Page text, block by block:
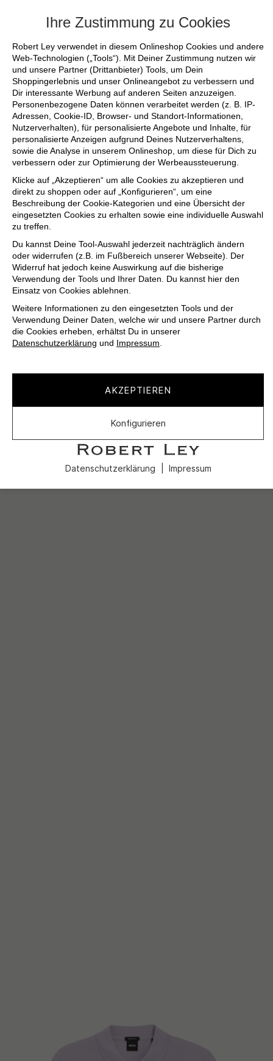
Ihre Zustimmung zu Cookies
Robert Ley verwendet in diesem Onlineshop Cookies und andere
Web-Technologien („Tools“). Mit Deiner Zustimmung nutzen wir
und unsere Partner (Drittanbieter) Tools, um Dein
Shoppingerlebnis und unser Onlineangebot zu verbessern und
Dir interessante Werbung auf anderen Seiten anzuzeigen.
Personenbezogene Daten können verarbeitet werden (z. B. IP-
Adressen, Cookie-ID, Browser- und Standort-Informationen,
Nutzerverhalten), für personalisierte Angebote und Inhalte, für
personalisierte Anzeigen aufgrund Deines Nutzerverhaltens,
sowie die Analyse in unserem Onlineshop, um diese für Dich zu
verbessern oder zur Optimierung der Werbeaussteuerung.
Klicke auf „Akzeptieren“ um alle Cookies zu akzeptieren und
direkt zu shoppen oder auf „Konfigurieren“, um eine
Beschreibung der Cookie-Kategorien und eine Übersicht der
eingesetzten Cookies zu erhalten sowie eine individuelle Auswahl
zu treffen.
Du kannst Deine Tool-Auswahl jederzeit nachträglich ändern
oder widerrufen (z.B. im Fußbereich unserer Webseite). Der
Widerruf hat jedoch keine Auswirkung auf die bisherige
Verwendung der Tools und Ihrer Daten. Du kannst hier den
Einsatz von Cookies ablehnen.
Weitere Informationen zu den eingesetzten Tools und der
Verwendung Deiner Daten, welche wir und unsere Partner durch
die Cookies erheben, erhältst Du in unserer
Datenschutzerklärung und Impressum.
AKZEPTIEREN
Konfigurieren
Datenschutzerklärung Impressum